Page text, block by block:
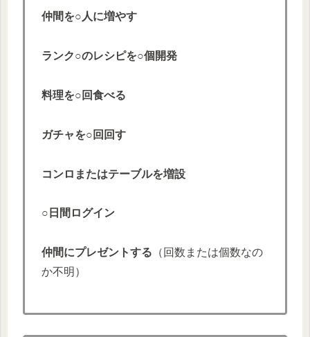
仲間を○人に増やす
ランク○のレシピを○個開発
料理を○回食べる
ガチャを○回回す
コンロまたはテーブルを増設
○日間ログイン
仲間にプレゼントする （回数または個数なの
か不明）